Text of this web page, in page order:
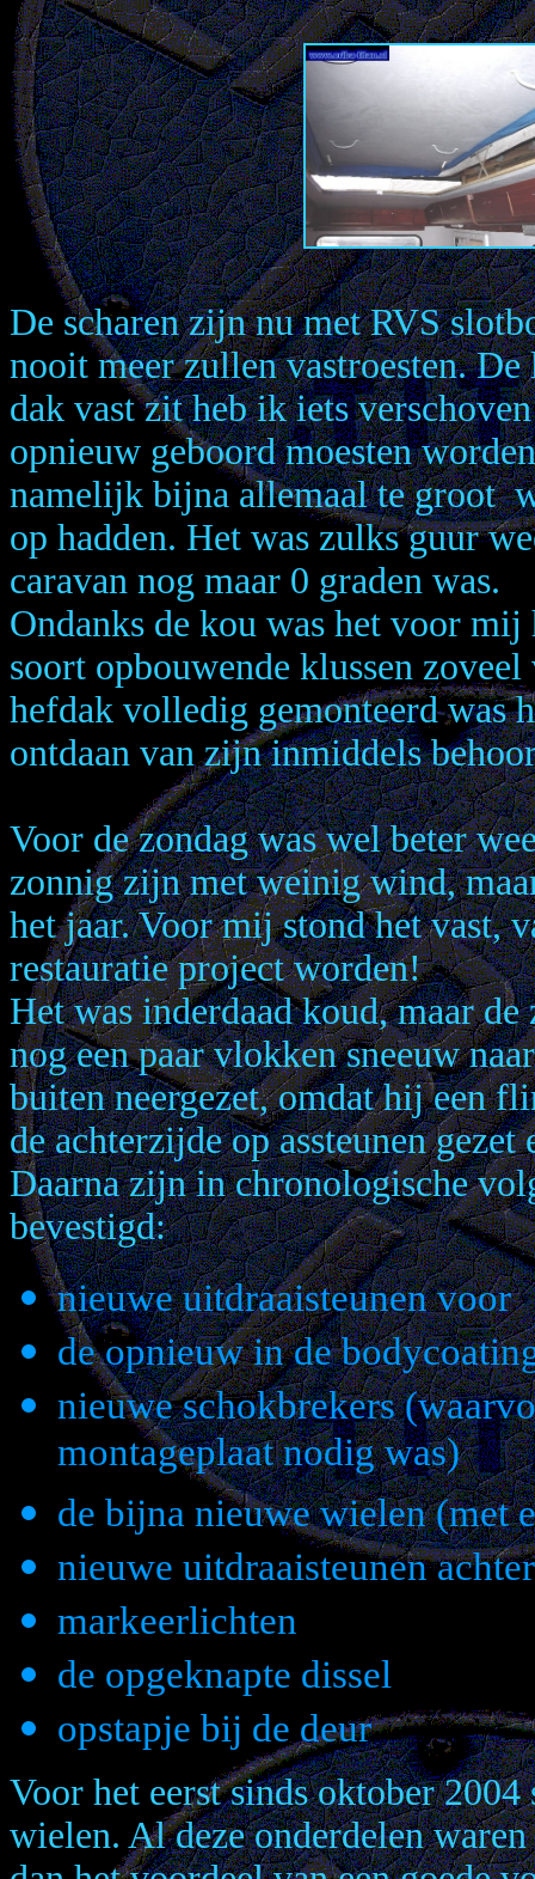
De scharen zijn nu met RVS
nooit meer zullen vastroesten.
dak vast zit heb ik iets
opnieuw geboord moesten
namelijk bijna allemaal te groot
op hadden. Het was zulks guur
caravan nog maar 0 graden was.
Ondanks de kou was het voor
soort opbouwende klussen
hefdak volledig gemonteerd was
ontdaan van zijn inmiddels
Voor de zondag was wel beter
zonnig zijn met weinig wind,
het jaar. Voor mij stond het vast,
restauratie project worden!
Het was inderdaad koud, maar
nog een paar vlokken sneeuw
buiten neergezet, omdat hij een
de achterzijde op assteunen
Daarna zijn in chronologische
bevestigd:
nieuwe uitdraaisteunen voor
de opnieuw in de
nieuwe schokbrekers
montageplaat nodig was)
de bijna nieuwe wielen (met
nieuwe uitdraaisteunen achter
markeerlichten
de opgeknapte dissel
opstapje bij de deur
Voor het eerst sinds oktober
wielen. Al deze onderdelen